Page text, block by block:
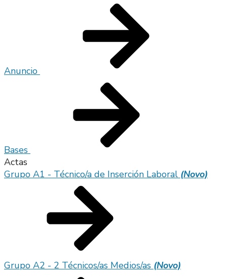
Anuncio
Bases
Actas
Grupo A1 - Técnico/a de Inserción Laboral (Novo)
Grupo A2 - 2 Técnicos/as Medios/as (Novo)